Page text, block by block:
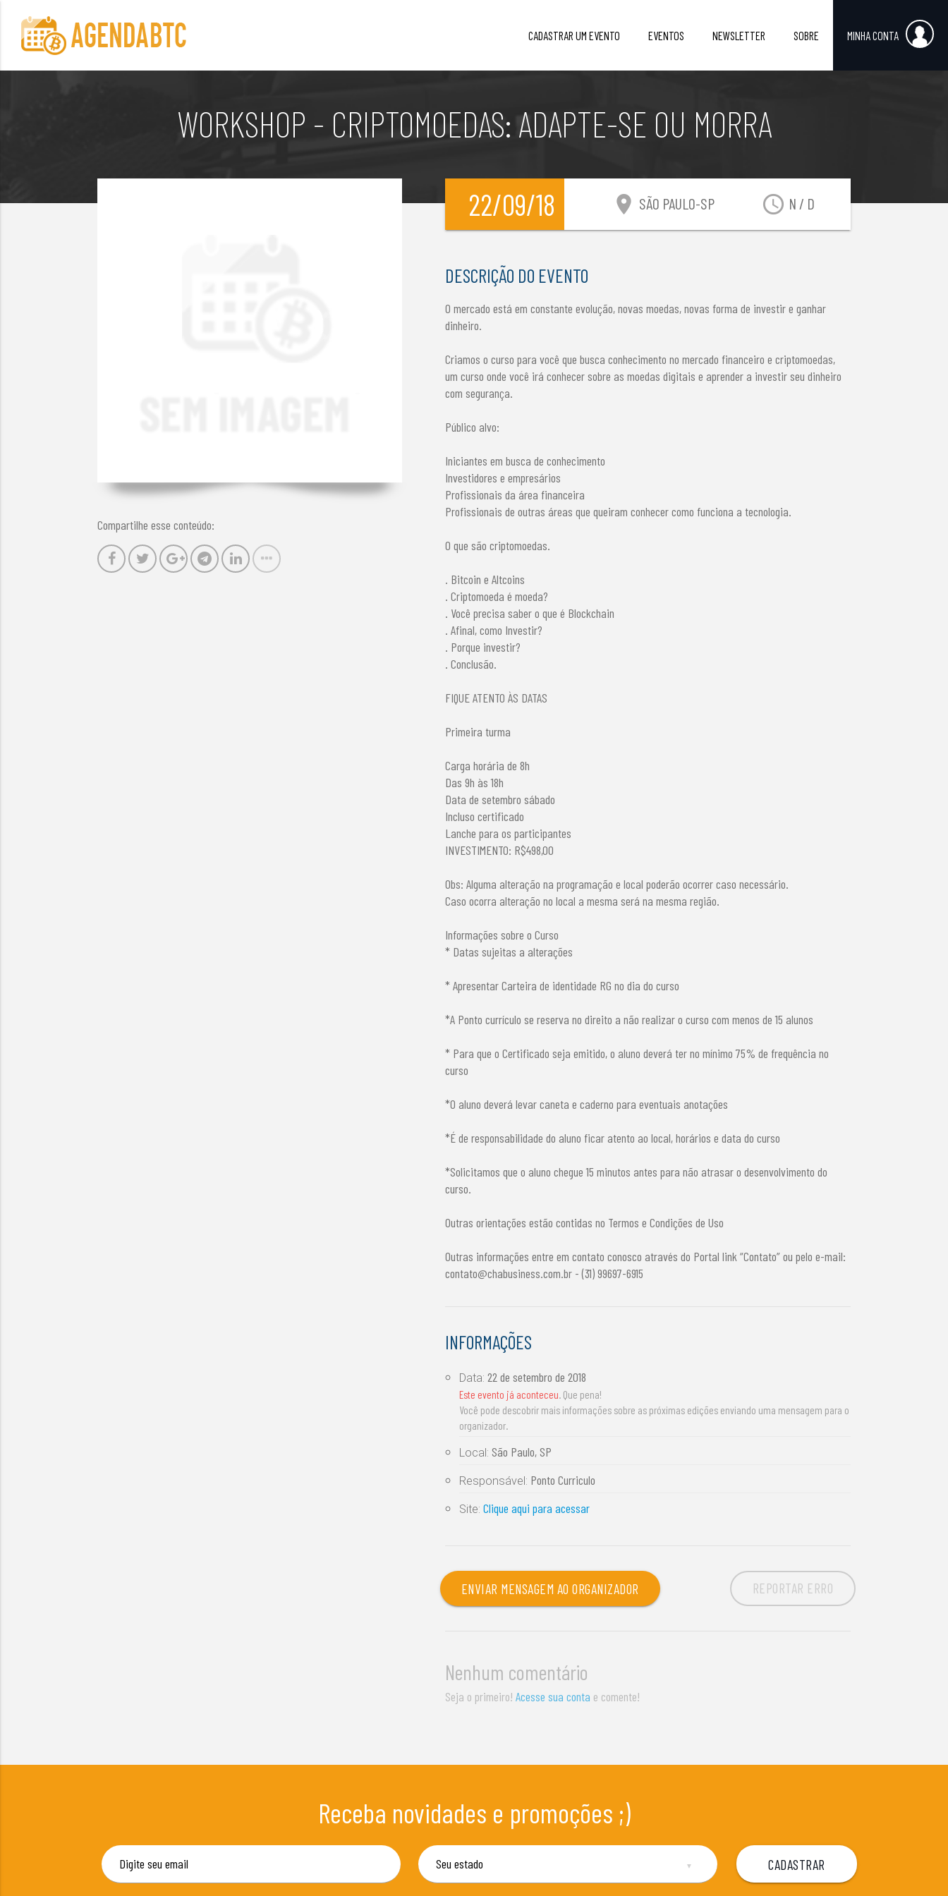
CADASTRAR UM EVENTO EVENTOS NEWSLETTER SOBRE MINHA CONTA
WORKSHOP - CRIPTOMOEDAS: ADAPTE-SE OU MORRA
Compartilhe esse conteúdo:
22/09/18 access_time N / D
location_on SÃO PAULO-SP
DESCRIÇÃO DO EVENTO
O mercado está em constante evolução, novas moedas, novas forma de investir e ganhar
dinheiro.
Criamos o curso para você que busca conhecimento no mercado financeiro e criptomoedas,
um curso onde você irá conhecer sobre as moedas digitais e aprender a investir seu dinheiro
com segurança.
Público alvo:
Iniciantes em busca de conhecimento
Investidores e empresários
Profissionais da área financeira
Profissionais de outras áreas que queiram conhecer como funciona a tecnologia.
O que são criptomoedas.
. Bitcoin e Altcoins
. Criptomoeda é moeda?
. Você precisa saber o que é Blockchain
. Afinal, como Investir?
. Porque investir?
. Conclusão.
FIQUE ATENTO ÀS DATAS
Primeira turma
Carga horária de 8h
Das 9h às 18h
Data de setembro sábado
Incluso certificado
Lanche para os participantes
INVESTIMENTO: R$498,00
Obs: Alguma alteração na programação e local poderão ocorrer caso necessário.
Caso ocorra alteração no local a mesma será na mesma região.
Informações sobre o Curso
* Datas sujeitas a alterações
* Apresentar Carteira de identidade RG no dia do curso
*A Ponto currículo se reserva no direito a não realizar o curso com menos de 15 alunos
* Para que o Certificado seja emitido, o aluno deverá ter no mínimo 75% de frequência no
curso
*O aluno deverá levar caneta e caderno para eventuais anotações
*É de responsabilidade do aluno ficar atento ao local, horários e data do curso
*Solicitamos que o aluno chegue 15 minutos antes para não atrasar o desenvolvimento do
curso.
Outras orientações estão contidas no Termos e Condições de Uso
Outras informações entre em contato conosco através do Portal link “Contato” ou pelo e-mail:
contato@chabusiness.com.br - (31) 99697-6915
INFORMAÇÕES
Data:22 de setembro de 2018
Este evento já aconteceu. Que pena!
Você pode descobrir mais informações sobre as próximas edições enviando uma mensagem para o
organizador.
Local: São Paulo, SP
Responsável: Ponto Curriculo
Site:Clique aqui para acessar
ENVIAR MENSAGEM AO ORGANIZADOR REPORTAR ERRO
Nenhum comentário
Seja o primeiro!Acesse sua conta e comente!
Receba novidades e promoções ;)
▼